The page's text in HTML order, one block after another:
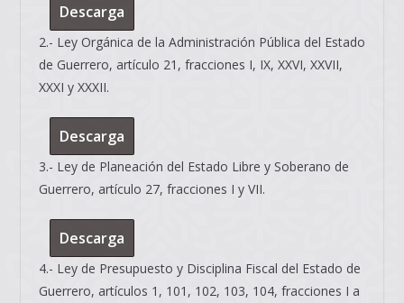
Descarga
2.- Ley Orgánica de la Administración Pública del Estado
de Guerrero, artículo 21, fracciones I, IX, XXVI, XXVII,
XXXI y XXXII.
Descarga
3.- Ley de Planeación del Estado Libre y Soberano de
Guerrero, artículo 27, fracciones I y VII.
Descarga
4.- Ley de Presupuesto y Disciplina Fiscal del Estado de
Guerrero, artículos 1, 101, 102, 103, 104, fracciones I a